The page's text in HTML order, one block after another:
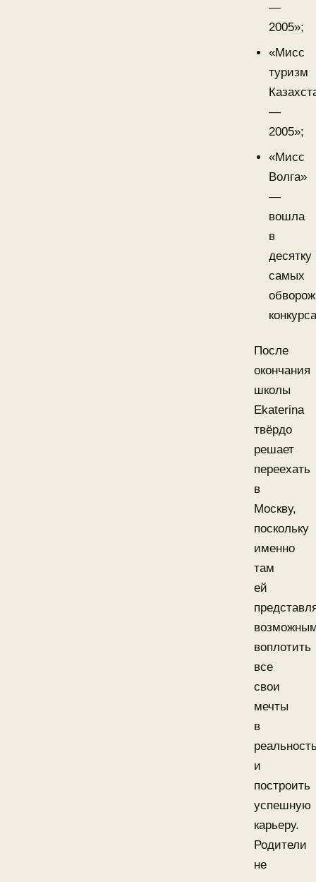
—
2005»;
«Мисс
туризм
—
2005»;
«Мисс
Волга»
—
вошла
в
десятку
самых
После
окончания
школы
Ekaterina
твёрдо
решает
переехать
в
Москву,
поскольку
именно
там
ей
воплотить
все
свои
мечты
в
и
построить
успешную
карьеру.
Родители
не